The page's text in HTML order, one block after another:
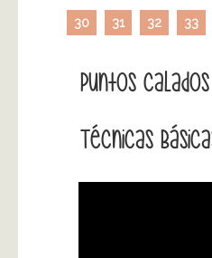
30 31 32 33
Puntos Calados
Técnicas